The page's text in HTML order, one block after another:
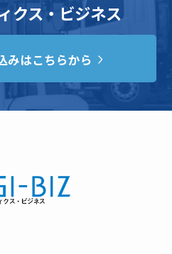
クス・ビジネス
みはこちらから